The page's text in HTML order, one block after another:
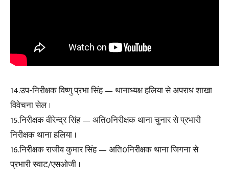
14.उप-निरीक्षक विष्णु प्रभा सिंह — थानाध्यक्ष हलिया से अपराध शाखा
विवेचना सेल ।
15.निरीक्षक वीरेन्द्र सिंह — अति0निरीक्षक थाना चुनार से प्रभारी
निरीक्षक थाना हलिया ।
16.निरीक्षक राजीव कुमार सिंह — अति0निरीक्षक थाना जिगना से
प्रभारी स्वाट/एसओजी ।